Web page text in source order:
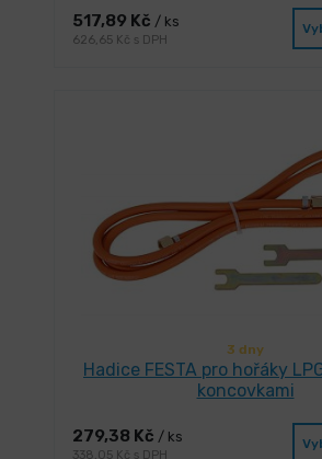
517,89 Kč / ks
626,65 Kč s DPH
3 dny
Hadice FESTA pro hořáky
koncovkami
279,38 Kč / ks
338,05 Kč s DPH